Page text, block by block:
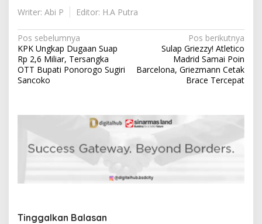
Writer: Abi P
Editor: H.A Putra
N
a
v
o
Pos sebelumnya
KPK Ungkap Dugaan Suap
Rp 2,6 Miliar, Tersangka
OTT Bupati Ponorogo Sugiri
Sancoko
Pos berikutnya
Sulap Griezzy! Atletico
Madrid Samai Poin
Barcelona, Griezmann Cetak
Brace Tercepat
Tinggalkan Balasan